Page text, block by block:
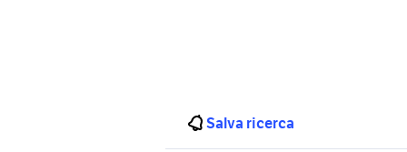
Salva ricerca